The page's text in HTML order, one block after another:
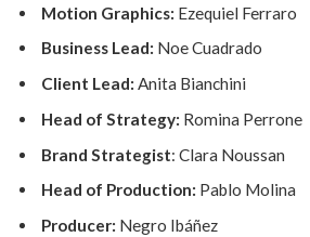
Motion Graphics: Ezequiel Ferraro
Business Lead: Noe Cuadrado
Client Lead: Anita Bianchini
Head of Strategy: Romina Perrone
Brand Strategist: Clara Noussan
Head of Production: Pablo Molina
Producer: Negro Ibáñez